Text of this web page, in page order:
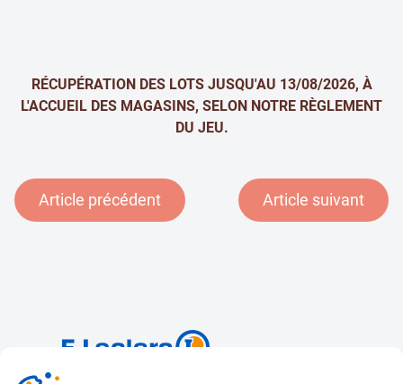
RÉCUPÉRATION DES LOTS JUSQU'AU 13/08/2026, À
L'ACCUEIL DES MAGASINS, SELON NOTRE RÈGLEMENT
DU JEU.
Article précédent Article suivant